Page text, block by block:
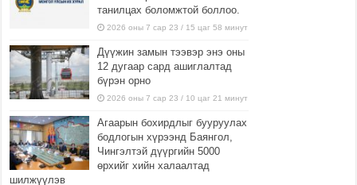
танилцах боломжтой боллоо.
2026 оны 7 сар 23 / 15 цаг 58 минут
Дүүжин замын тээвэр энэ оны
12 дугаар сард ашиглалтад
бүрэн орно
2026 оны 7 сар 23 / 10 цаг 21 минут
Агаарын бохирдлыг бууруулах
бодлогын хүрээнд Баянгол,
Чингэлтэй дүүргийн 5000
өрхийг хийн халаалтад
шилжүүлэв